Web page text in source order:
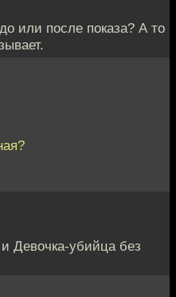
или после показа? А то
Девочка-убийца без